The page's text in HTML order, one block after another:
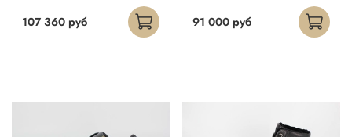
107 360 руб 91 000 руб